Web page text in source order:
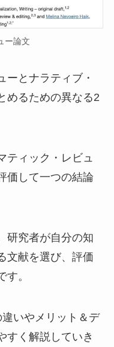
ー論文
ーとナラティブ・
めるための異なる2
ティック・レビュ
価して一つの結論
研究者が自分の知
文献を選び、評価
。
いやメリット＆デ
すく解説していき